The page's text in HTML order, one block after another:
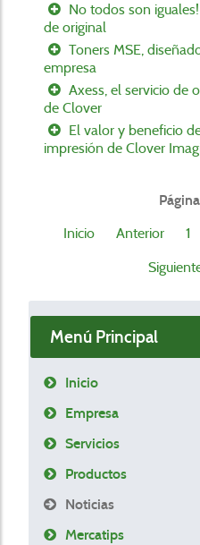
No todos son
de original
Toners MSE,
empresa
Axess, el servicio de
de Clover
El valor y beneficio
impresión de Clover
Inicio
Anterior 1
Menú Principal
Inicio
Empresa
Servicios
Productos
Noticias
Mercatips